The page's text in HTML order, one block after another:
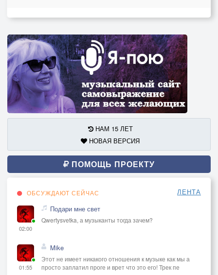
НАМ 15 ЛЕТ
НОВАЯ ВЕРСИЯ
ПОМОЩЬ ПРОЕКТУ
ОБСУЖДАЮТ СЕЙЧАС ЛЕНТА
02:00
Подари мне свет
Qwertysvetka, а музыканты тогда зачем?
01:55
Mike
Этот не имеет никакого отношения к музыке как мы а
просто заплатил проге и врет что это его! Трек пе